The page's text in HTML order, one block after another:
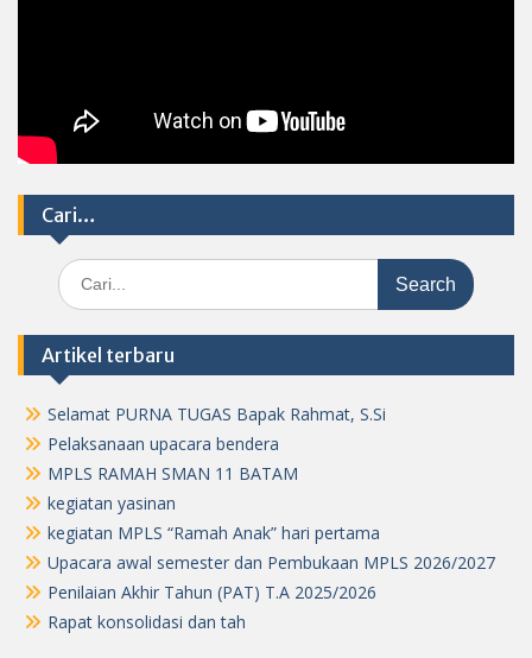
Cari…
Search
for:
Artikel terbaru
Selamat PURNA TUGAS Bapak Rahmat, S.Si
Pelaksanaan upacara bendera
MPLS RAMAH SMAN 11 BATAM
kegiatan yasinan
kegiatan MPLS “Ramah Anak” hari pertama
Upacara awal semester dan Pembukaan MPLS 2026/2027
Penilaian Akhir Tahun (PAT) T.A 2025/2026
Rapat konsolidasi dan tah